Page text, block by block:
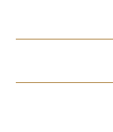
hebben wij
ondernemers
Liever een
aluminium